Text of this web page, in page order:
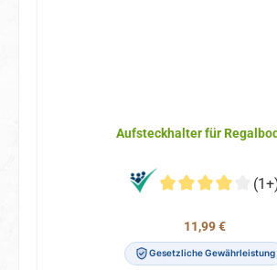
Aufsteckhalter für
Regulärer Preis:
11,99 €
Gesetzliche Gewährleistung